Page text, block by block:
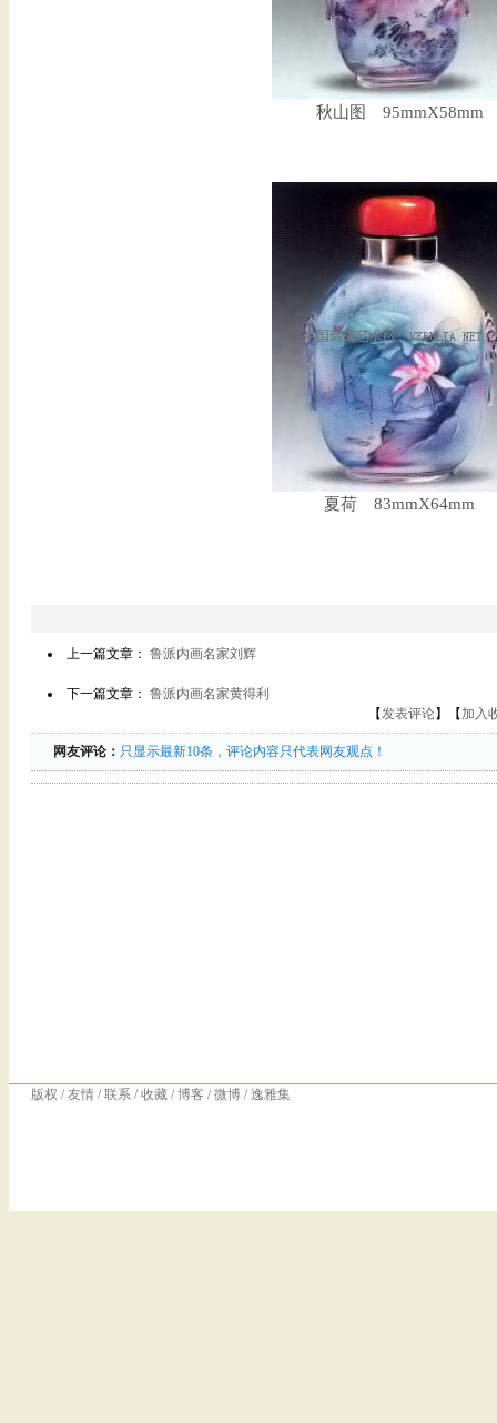
秋山图 95mmX58mm
夏荷 83mmX64mm
上一篇文章： 鲁派内画名家刘辉
下一篇文章： 鲁派内画名家黄得利
【发表评论】【 加入
网友评论： 只显示最新10条，评论内容只代表网友观点！
版权 /友情 /联系 /收藏 /博客 /微博 /逸雅集